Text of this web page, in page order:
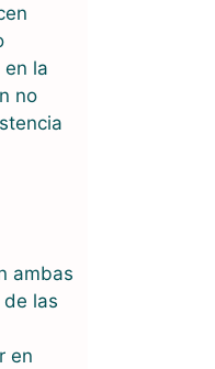
la
no
ambas
las
en